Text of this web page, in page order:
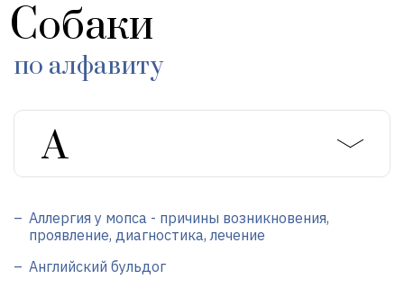
Собаки
по алфавиту
Аллергия у мопса - причины возникновения,
проявление, диагностика, лечение
Английский бульдог